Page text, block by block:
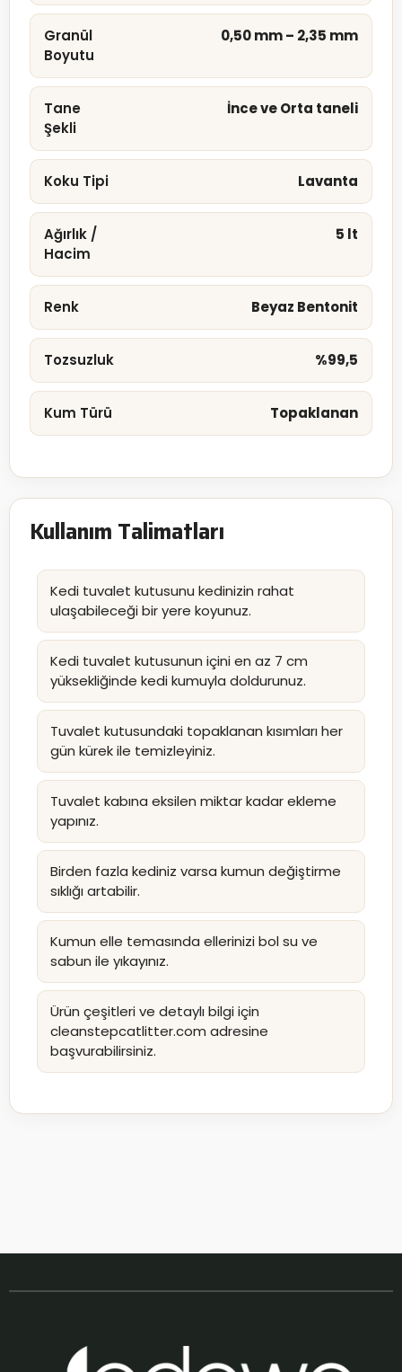
Granül
Boyutu
0,50 mm – 2,35 mm
Tane
Şekli
İnce ve Orta taneli
Koku Tipi Lavanta
Ağırlık /
Hacim
5 lt
Renk Beyaz Bentonit
Tozsuzluk %99,5
Kum Türü Topaklanan
Kullanım Talimatları
Kedi tuvalet kutusunu kedinizin rahat
ulaşabileceği bir yere koyunuz.
Kedi tuvalet kutusunun içini en az 7 cm
yüksekliğinde kedi kumuyla doldurunuz.
Tuvalet kutusundaki topaklanan kısımları her
gün kürek ile temizleyiniz.
Tuvalet kabına eksilen miktar kadar ekleme
yapınız.
Birden fazla kediniz varsa kumun değiştirme
sıklığı artabilir.
Kumun elle temasında ellerinizi bol su ve
sabun ile yıkayınız.
Ürün çeşitleri ve detaylı bilgi için
cleanstepcatlitter.com adresine
başvurabilirsiniz.